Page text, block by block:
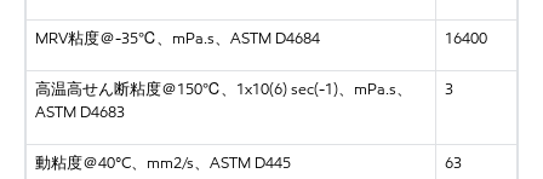
MRV粘度＠-35℃、mPa.s、ASTM D4684 16400
高温高せん断粘度＠150℃、1x10(6) sec(-1)、mPa.s、
ASTM D4683
3
動粘度＠40°C、mm2/s、ASTM D445 63